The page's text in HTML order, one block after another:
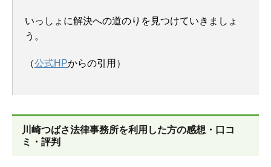
いっしょに解決への道のりを見つけていきましょ
う。
（公式HPからの引用）
川崎つばさ法律事務所を利用した方の感想・口コ
ミ・評判